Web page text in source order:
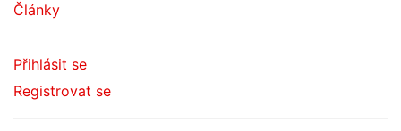
Články
Přihlásit se
Registrovat se